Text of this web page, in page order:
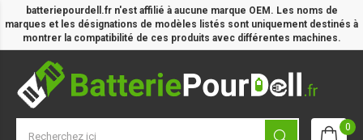
batteriepourdell.fr n'est affilié à aucune marque OEM. Les noms de
marques et les désignations de modèles listés sont uniquement destinés à
montrer la compatibilité de ces produits avec différentes machines.
0